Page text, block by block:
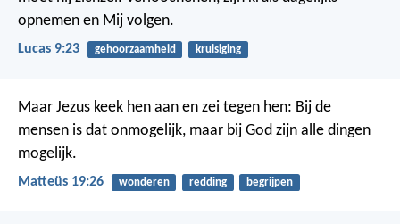
opnemen en Mij volgen.
Lucas 9:23 gehoorzaamheid kruisiging
Maar Jezus keek hen aan en zei tegen hen: Bij de
mensen is dat onmogelijk, maar bij God zijn alle dingen
mogelijk.
Matteüs 19:26 wonderen redding begrijpen